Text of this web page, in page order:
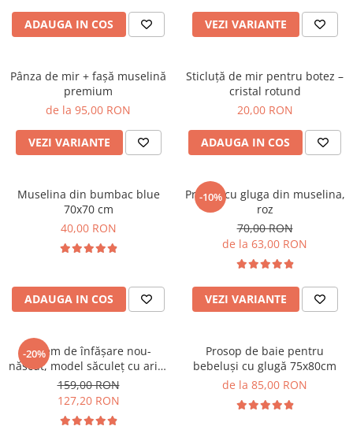
ADAUGA IN COS VEZI VARIANTE
Pânza de mir + fașă muselină
premium
de la 95,00 RON
VEZI VARIANTE
Sticluță de mir pentru botez –
cristal rotund
20,00 RON
ADAUGA IN COS
Muselina din bumbac blue
70x70 cm
40,00 RON
ADAUGA IN COS
-10%
Prosop cu gluga din muselina,
roz
70,00 RON
de la 63,00 RON
VEZI VARIANTE
-20%
Sistem de înfășare nou-
născut, model săculeț cu aripi
de susținere a brațelor, 0-3
luni (3-6 kg),, minty blue
159,00 RON
127,20 RON
Prosop de baie pentru
bebeluși cu glugă 75x80cm
de la 85,00 RON